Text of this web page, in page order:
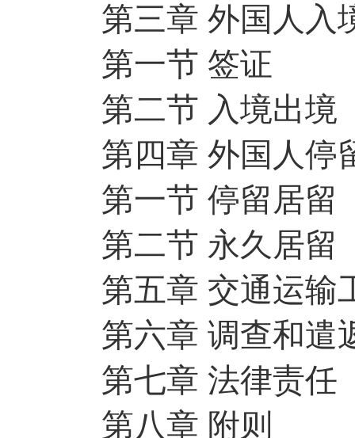
第三章 外国人入
第一节 签证
第二节 入境出境
第四章 外国人停
第一节 停留居留
第二节 永久居留
第五章 交通运输
第六章 调查和遣
第七章 法律责任
第八章 附则